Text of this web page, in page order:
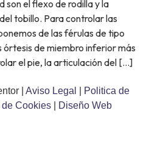
son el flexo de rodilla y la
tobillo. Para controlar las
de las férulas de tipo
órtesis de miembro inferior más
el pie, la articulación del […]
| Aviso Legal
Politica de
de Cookies Diseño Web